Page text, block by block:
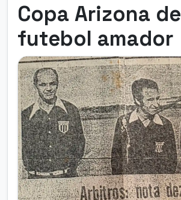
Copa Arizona de
futebol amador